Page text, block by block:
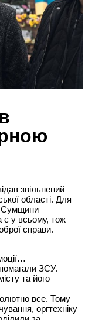
звільнений
області. Для
Сумщини
є у всьому, тож
справи.
ЗСУ.
та його
все. Тому
оргтехніку